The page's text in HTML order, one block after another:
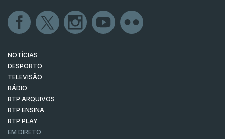
NOTÍCIAS
DESPORTO
TELEVISÃO
RÁDIO
RTP ARQUIVOS
RTP ENSINA
RTP PLAY
EM DIRETO